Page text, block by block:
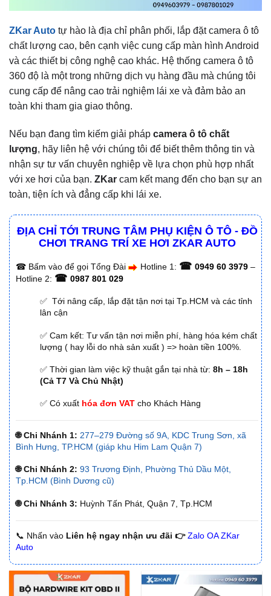
ZKar Auto tự hào là địa chỉ phân phối, lắp đặt camera ô tô
chất lượng cao, bên cạnh việc cung cấp màn hình Android
và các thiết bị công nghệ cao khác. Hệ thống camera ô tô
360 độ là một trong những dịch vụ hàng đầu mà chúng tôi
cung cấp để nâng cao trải nghiệm lái xe và đảm bảo an
toàn khi tham gia giao thông.
Nếu bạn đang tìm kiếm giải pháp camera ô tô chất
lượng, hãy liên hệ với chúng tôi để biết thêm thông tin và
nhận sự tư vấn chuyên nghiệp về lựa chọn phù hợp nhất
với xe hơi của bạn. ZKar cam kết mang đến cho bạn sự an
toàn, tiện ích và đẳng cấp khi lái xe.
ĐỊA CHỈ TỚI TRUNG TÂM PHỤ KIỆN Ô TÔ - ĐỒ
CHƠI TRANG TRÍ XE HƠI ZKAR AUTO
☎ Bấm vào để gọi Tổng Đài Hotline 1: ☎ 0949 60 3979 –
Hotline 2: ☎ 0987 801 029
✅ Tới nâng cấp, lắp đặt tận nơi tại Tp.HCM và các tỉnh
lân cận
✅ Cam kết: Tư vấn tận nơi miễn phí, hàng hóa kém chất
lượng ( hay lỗi do nhà sản xuất ) => hoàn tiền 100%.
✅ Thời gian làm việc kỹ thuật gắn tại nhà từ: 8h – 18h
(Cả T7 Và Chủ Nhật)
✅ Có xuất hóa đơn VAT cho Khách Hàng
🌐 Chi Nhánh 1: 277–279 Đường số 9A, KDC Trung Sơn, xã
Bình Hưng, TP.HCM (giáp khu Him Lam Quận 7)
🌐 Chi Nhánh 2: 93 Trương Định, Phường Thủ Dầu Một,
Tp.HCM (Bình Dương cũ)
🌐 Chi Nhánh 3: Huỳnh Tấn Phát, Quận 7, Tp.HCM
📞 Nhấn vào Liên hệ ngay nhận ưu đãi 👉 Zalo OA ZKar
Auto